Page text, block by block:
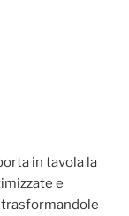
in tavola la
e